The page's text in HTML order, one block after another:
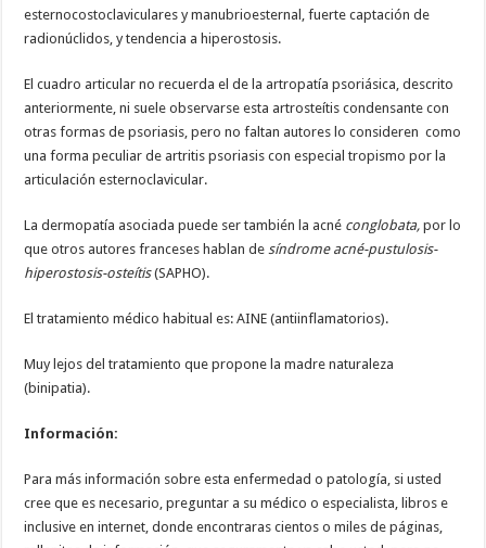
esternocostoclaviculares y manubrioesternal, fuerte captación de
radionúclidos, y tendencia a hiperostosis.
El cuadro articular no recuerda el de la artropatía psoriásica, descrito
anteriormente, ni suele observarse esta artrosteítis condensante con
otras formas de psoriasis, pero no faltan autores lo consideren como
una forma peculiar de artritis psoriasis con especial tropismo por la
articulación esternoclavicular.
La dermopatía asociada puede ser también la acné conglobata,por lo
que otros autores franceses hablan de síndrome acné-pustulosis-
hiperostosis-osteítis(SAPHO).
El tratamiento médico habitual es: AINE (antiinflamatorios).
Muy lejos del tratamiento que propone la madre naturaleza
(binipatia).
Información:
Para más información sobre esta enfermedad o patología, si usted
cree que es necesario, preguntar a su médico o especialista, libros e
inclusive en internet, donde encontraras cientos o miles de páginas,